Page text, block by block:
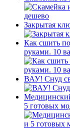
Закрытая
Как сшить
руками. 10
ВАУ! Снуд
5 готовых